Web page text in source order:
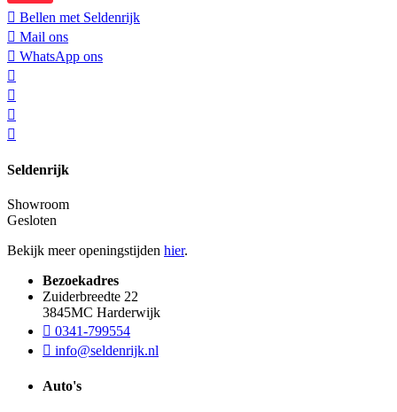
Bellen met Seldenrijk
Mail ons
WhatsApp ons
Seldenrijk
Showroom
Gesloten
Bekijk meer openingstijden hier.
Bezoekadres
Zuiderbreedte 22
3845MC Harderwijk
0341-799554
info@seldenrijk.nl
Auto's